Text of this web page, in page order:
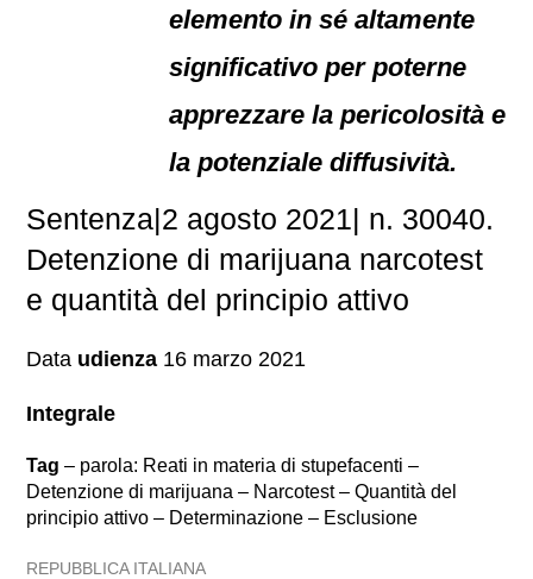
elemento in sé altamente
significativo per poterne
apprezzare la pericolosità e
la potenziale diffusività.
Sentenza|2 agosto 2021| n. 30040.
Detenzione di marijuana narcotest
e quantità del principio attivo
Data udienza 16 marzo 2021
Integrale
Tag – parola: Reati in materia di stupefacenti –
Detenzione di marijuana – Narcotest – Quantità del
principio attivo – Determinazione – Esclusione
REPUBBLICA ITALIANA